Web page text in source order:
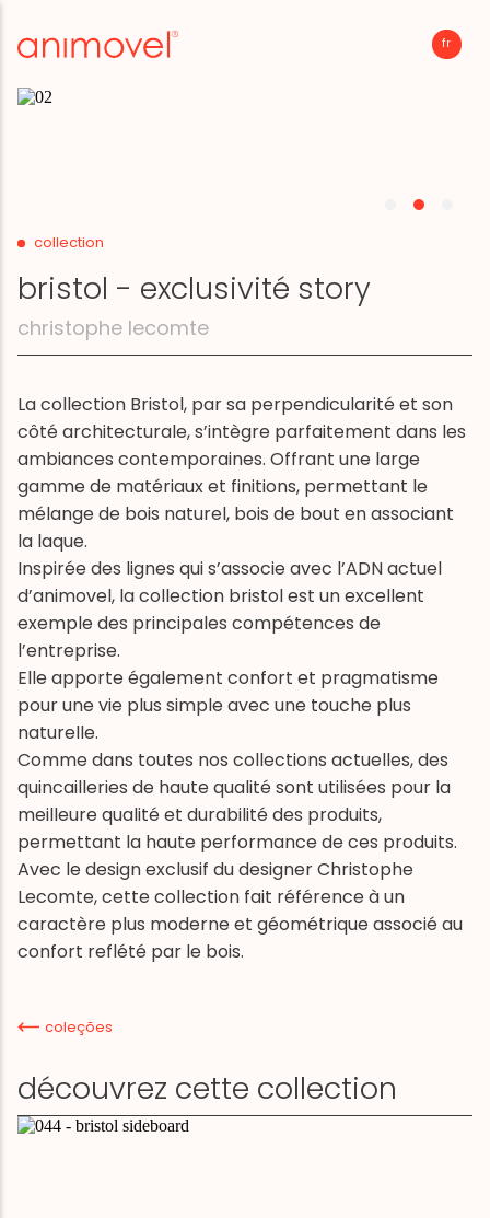
fr
bristol - exclusivité story
christophe lecomte
collection
La collection Bristol, par sa perpendicularité et son
côté architecturale, s’intègre parfaitement dans les
ambiances contemporaines. Offrant une large
gamme de matériaux et finitions, permettant le
mélange de bois naturel, bois de bout en associant
la laque.
Inspirée des lignes qui s’associe avec l’ADN actuel
d’animovel, la collection bristol est un excellent
exemple des principales compétences de
l’entreprise.
Elle apporte également confort et pragmatisme
pour une vie plus simple avec une touche plus
naturelle.
Comme dans toutes nos collections actuelles, des
quincailleries de haute qualité sont utilisées pour la
meilleure qualité et durabilité des produits,
permettant la haute performance de ces produits.
Avec le design exclusif du designer Christophe
Lecomte, cette collection fait référence à un
caractère plus moderne et géométrique associé au
confort reflété par le bois.
coleções
découvrez cette collection
Revenir
J'accepte les conditions générales et la politique de
confidentialité d'Animovel